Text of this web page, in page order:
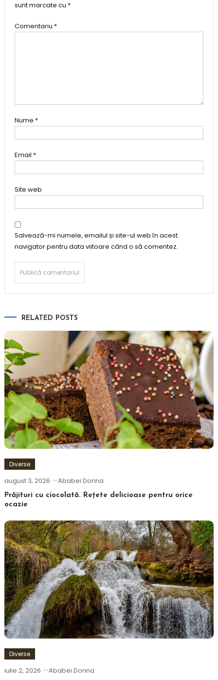
sunt marcate cu *
Comentariu *
Nume *
Email *
Site web
Salvează-mi numele, emailul și site-ul web în acest
navigator pentru data viitoare când o să comentez.
RELATED POSTS
Diverse
august 3, 2026 Ababei Dorina
Prăjituri cu ciocolată. Rețete delicioase pentru orice
ocazie
Diverse
iulie 2, 2026 Ababei Dorina